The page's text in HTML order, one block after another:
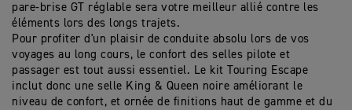
pare-brise GT réglable sera votre meilleur allié contre les
éléments lors des longs trajets.
Pour profiter d'un plaisir de conduite absolu lors de vos
voyages au long cours, le confort des selles pilote et
passager est tout aussi essentiel. Le kit Touring Escape
inclut donc une selle King & Queen noire améliorant le
niveau de confort, et ornée de finitions haut de gamme et du